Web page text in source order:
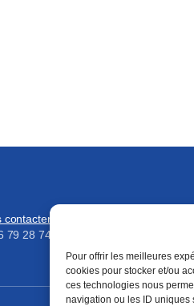
Pour offrir les meilleures
cookies pour stocker et/ou
ces technologies nous
navigation ou les ID uniques
contacter
79 28 74